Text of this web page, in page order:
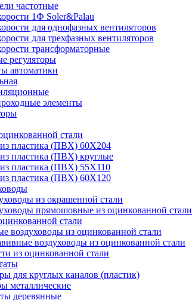
частотные
1Ф Soler&Palau
для однофазных вентиляторов
для трехфазных вентиляторов
трансформаторные
регуляторы
автоматики
элементы
стали
пластика (ПВХ) 60Х204
пластика (ПВХ) круглые
пластика (ПВХ) 55Х110
пластика (ПВХ) 60Х120
из окрашенной стали
прямошовные из оцинкованной стали
стали
воздуховоды из оцинкованной стали
воздуховоды из оцинкованной стали
из оцинкованной стали
для круглых каналов (пластик)
металлические
деревянные